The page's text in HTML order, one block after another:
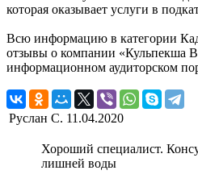
которая оказывает услуги в
Всю информацию в категории
отзывы о компании «Кульпекша
информационном аудиторском
Руслан С. 11.04.2020
Хороший специалист.
лишней воды